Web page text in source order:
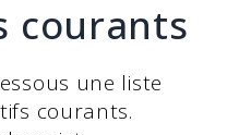
courants
une liste
courants.